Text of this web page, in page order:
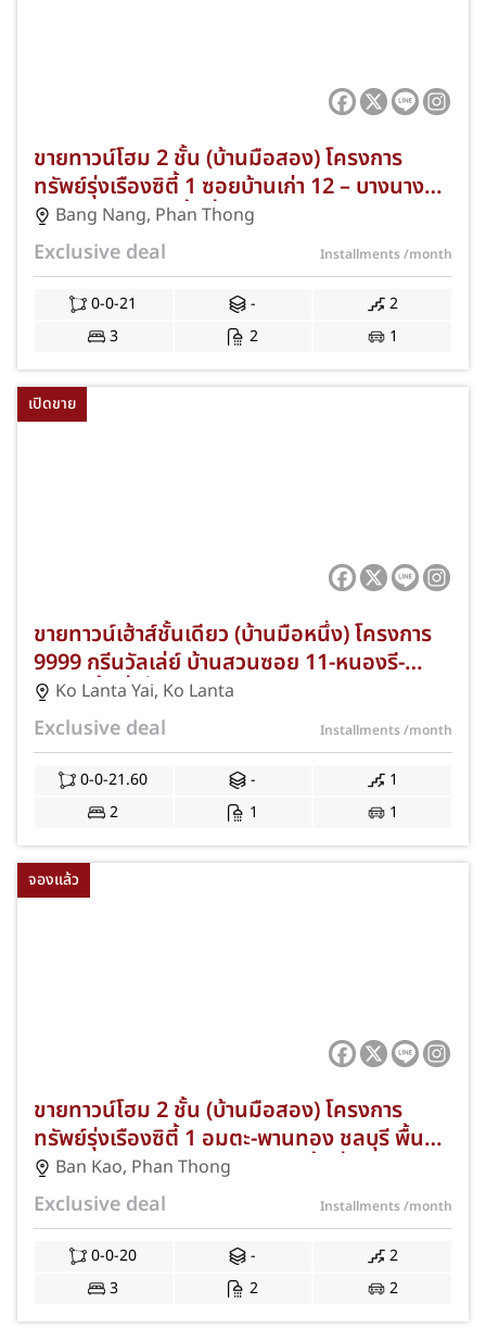
ขายทาวน์โฮม 2 ชั้น (บ้านมือสอง) โครงการ
ทรัพย์รุ่งเรืองซิตี้ 1 ซอยบ้านเก่า 12 – บางนาง
พานทอง ชลบุรี เนื้อที่ 21 ตร.ว. 3 ห้องนอน 2
ห้องน้ำ ที่จอดรถ 1 คัน ทำเลดีใกล้นิคมอมตะซิตี้
ชลบุรี (โซนบ้านเก่า-เฟส 1-4) และทางด่วน
มอเตอร์เวย์ สาย 7 พร้อมฟรีค่าธรรมเนียมการ
โอนและค่าจดจำนอง JS-352
Bang Nang, Phan Thong
Exclusive deal Installments/month
0-0-21 -
2
3
2 1
เปิดขาย
ขายทาวน์เฮ้าส์ชั้นเดียว (บ้านมือหนึ่ง) โครงการ
9999 กรีนวัลเล่ย์ บ้านสวนซอย 11-หนองรี-
ชลบุรี พื้นที่เริ่มต้น 21.60 ตร.ว. 2 ห้องนอน 1
ห้องน้ำ ที่จอดรถ 1 คัน ทำเลดีเดินทางสะดวก
เชื่อมต่อเมืองชลบุรี ใกล้แหล่งชุมชนและ
ธรรมชาติ ค่าส่วนกลางถูก JS-146
Ko Lanta Yai, Ko Lanta
Exclusive deal Installments/month
0-0-21.60 -
1
2
1 1
จองแล้ว
ขายทาวน์โฮม 2 ชั้น (บ้านมือสอง) โครงการ
ทรัพย์รุ่งเรืองซิตี้ 1 อมตะ-พานทอง ชลบุรี พื้นที่
20.00 ตร.ว. 3 ห้องนอน 2 ห้องน้ำ ที่จอดรถ 2
คัน ทำเลดีตำบลบ้านเก่า ใกล้นิคมอมตะซิตี้ ชลบุรี
และตลาดวัดศรี แถมฟรีแอร์และปั๊มน้ำ พร้อมโปร
โมชั่นฟรีค่าธรรมเนียมการโอนและจดจำนอง JS-
Ban Kao, Phan Thong
Exclusive deal Installments/month
0-0-20 -
2
3
2 2